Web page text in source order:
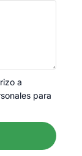
a
para